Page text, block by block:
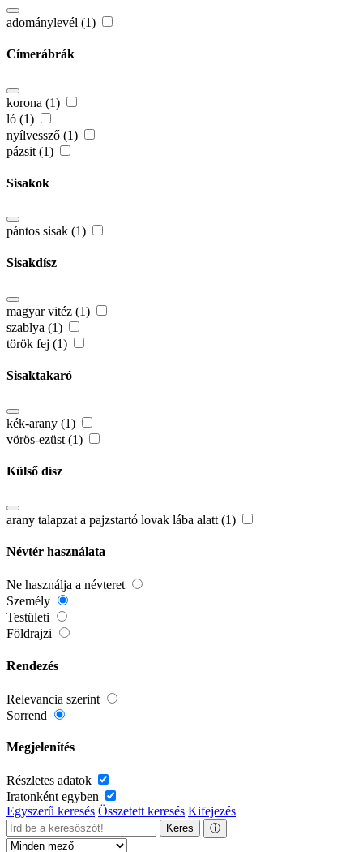
adománylevél (1)
Címerábrák
korona (1)
ló (1)
nyílvessző (1)
pázsit (1)
Sisakok
pántos sisak (1)
Sisakdísz
magyar vitéz (1)
szablya (1)
török fej (1)
Sisaktakaró
kék-arany (1)
vörös-ezüst (1)
Külső dísz
arany talapzat a pajzstartó lovak lába alatt (1)
Névtér használata
Ne használja a névteret
Személy
Testületi
Földrajzi
Rendezés
Relevancia szerint
Sorrend
Megjelenítés
Részletes adatok
Iratonként egyben
Egyszerű keresés Összetett keresés Kifejezés
Keres ⓘ